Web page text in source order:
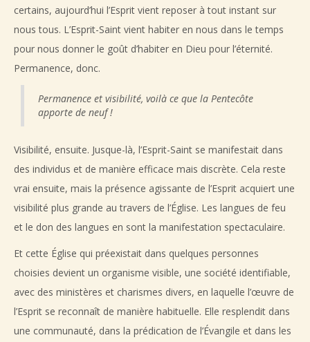
certains, aujourd’hui l’Esprit vient reposer à tout instant sur
nous tous. L’Esprit-Saint vient habiter en nous dans le temps
pour nous donner le goût d’habiter en Dieu pour l’éternité.
Permanence, donc.
Permanence et visibilité, voilà ce que la Pentecôte
apporte de neuf !
Visibilité, ensuite. Jusque-là, l’Esprit-Saint se manifestait dans
des individus et de manière efficace mais discrète. Cela reste
vrai ensuite, mais la présence agissante de l’Esprit acquiert une
visibilité plus grande au travers de l’Église. Les langues de feu
et le don des langues en sont la manifestation spectaculaire.
Et cette Église qui préexistait dans quelques personnes
choisies devient un organisme visible, une société identifiable,
avec des ministères et charismes divers, en laquelle l’œuvre de
l’Esprit se reconnaît de manière habituelle. Elle resplendit dans
une communauté, dans la prédication de l’Évangile et dans les